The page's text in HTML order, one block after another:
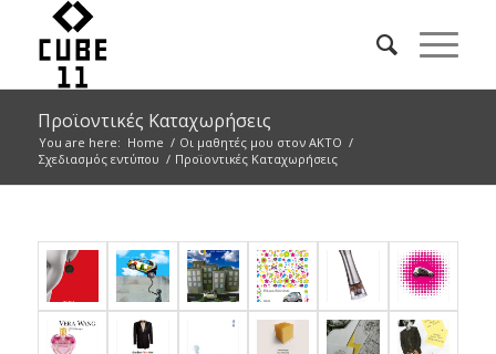
Προϊοντικές Καταχωρήσεις
You are here: Home / Οι μαθητές μου στον ΑΚΤΟ /
Σχεδιασμός εντύπου / Προϊοντικές Καταχωρήσεις